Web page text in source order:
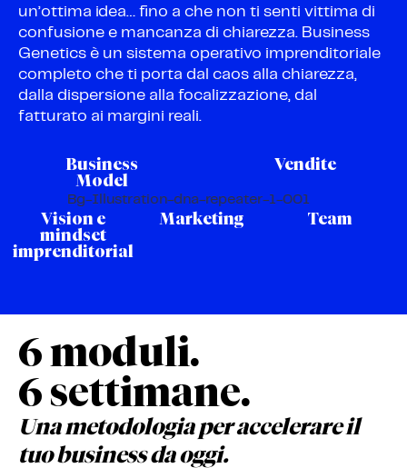
un’ottima idea… fino a che non ti senti vittima di
confusione e mancanza di chiarezza. Business
Genetics è un sistema operativo imprenditoriale
completo che ti porta dal caos alla chiarezza,
dalla dispersione alla focalizzazione, dal
fatturato ai margini reali.
Business
Model
Vendite
Vision e
mindset
imprenditorial
Marketing Team
6 moduli.
6 settimane.
Una metodologia per accelerare il
tuo business da oggi.